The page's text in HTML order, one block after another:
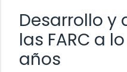
Desarrollo y
las FARC a
años